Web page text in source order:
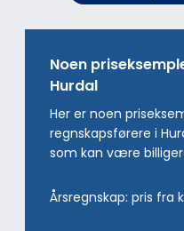
Noen
Hurdal
Her er noen
regnskapsførere i
som kan være
Årsregnskap: pris fra